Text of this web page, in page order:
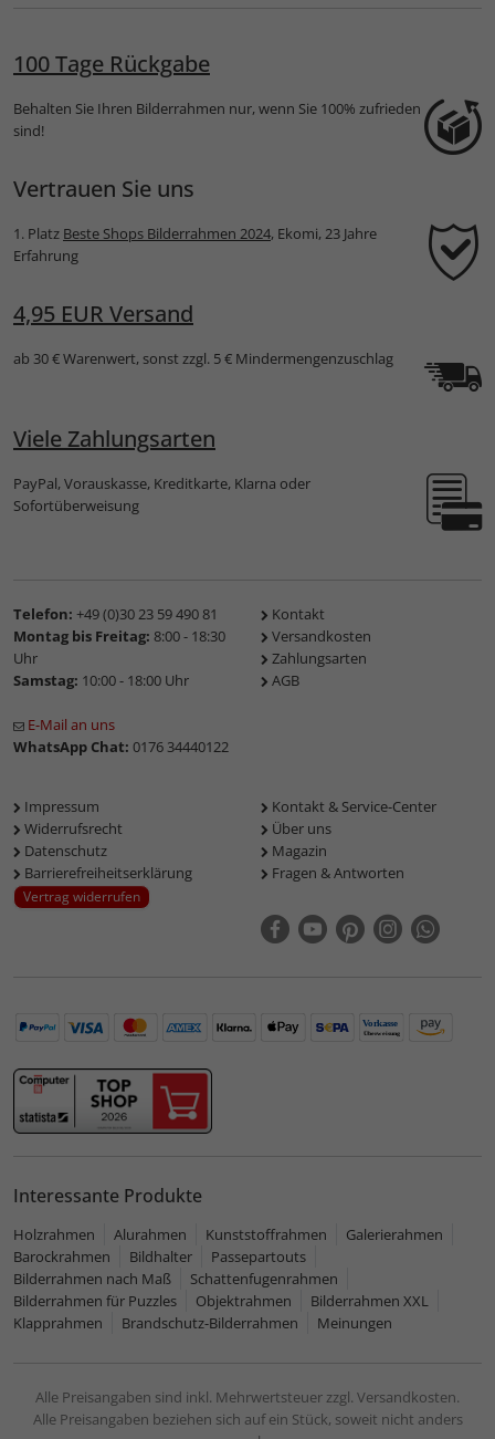
100 Tage Rückgabe
Behalten Sie Ihren Bilderrahmen nur, wenn Sie 100% zufrieden
sind!
Vertrauen Sie uns
1. Platz Beste Shops Bilderrahmen 2024, Ekomi, 23 Jahre
Erfahrung
4,95 EUR Versand
ab 30 € Warenwert, sonst zzgl. 5 € Mindermengenzuschlag
Viele Zahlungsarten
PayPal, Vorauskasse, Kreditkarte, Klarna oder
Sofortüberweisung
Telefon: +49 (0)30 23 59 490 81
Montag bis Freitag: 8:00 - 18:30
Uhr
Samstag: 10:00 - 18:00 Uhr
E-Mail an uns
WhatsApp Chat: 0176 34440122
Kontakt
Versandkosten
Zahlungsarten
AGB
Impressum
Widerrufsrecht
Datenschutz
Barrierefreiheitserklärung
Vertrag widerrufen
Kontakt & Service-Center
Über uns
Magazin
Fragen & Antworten
Interessante Produkte
Holzrahmen Alurahmen Kunststoffrahmen
Galerierahmen
Barockrahmen
Bildhalter
Passepartouts
Bilderrahmen nach Maß
Schattenfugenrahmen
Bilderrahmen für Puzzles
Objektrahmen
Bilderrahmen XXL
Klapprahmen
Brandschutz-Bilderrahmen Meinungen
Alle Preisangaben sind inkl. Mehrwertsteuer zzgl. Versandkosten.
Alle Preisangaben beziehen sich auf ein Stück, soweit nicht anders